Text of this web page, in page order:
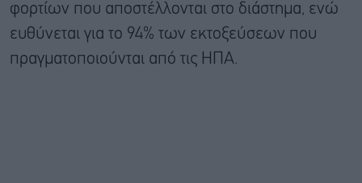
φορτίων που αποστέλλονται στο διάστημα, ενώ
ευθύνεται για το 94% των εκτοξεύσεων που
πραγματοποιούνται από τις ΗΠΑ.